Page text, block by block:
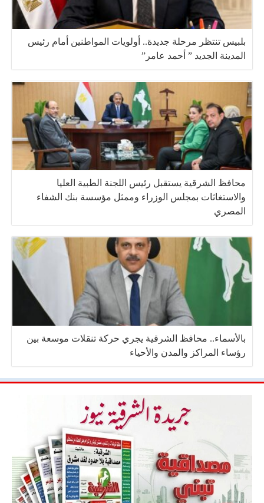
بلبيس تنتظر مرحلة جديدة.. أولويات المواطنين أمام رئيس
المدينة الجديد ” أحمد عامر”
محافظ الشرقية يستقبل رئيس اللجنة الطبية العليا
والاستغاثات بمجلس الوزراء وممثل مؤسسة بنك الشفاء
المصري
بالأسماء.. محافظ الشرقية يجري حركة تنقلات موسعة بين
رؤساء المراكز والمدن والأحياء